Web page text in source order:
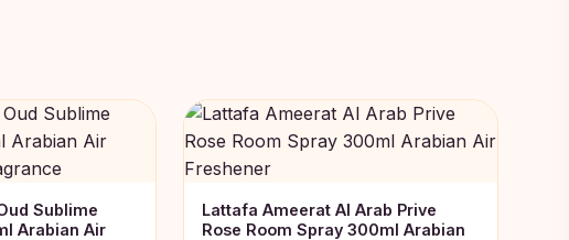
Sublime
Arabian Air
Lattafa Ameerat Al Arab Prive
Rose Room Spray 300ml Arabian